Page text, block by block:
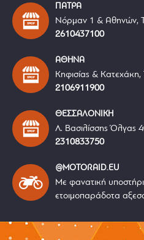
ΠΑΤΡΑ
Νόρμαν 1 & Αθηνών,
2610437100
ΑΘΗΝΑ
Κηφισίας &
2106911900
ΘΕΣΣΑΛΟΝΙΚΗ
Λ. Βασιλίσσης Όλγας
2310833750
@MOTORAID.EU
Με φανατική
ετοιμοπαράδοτα